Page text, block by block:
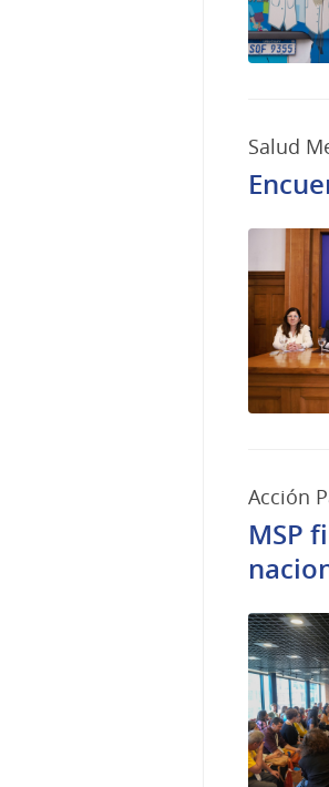
Salud
Acción
MSP